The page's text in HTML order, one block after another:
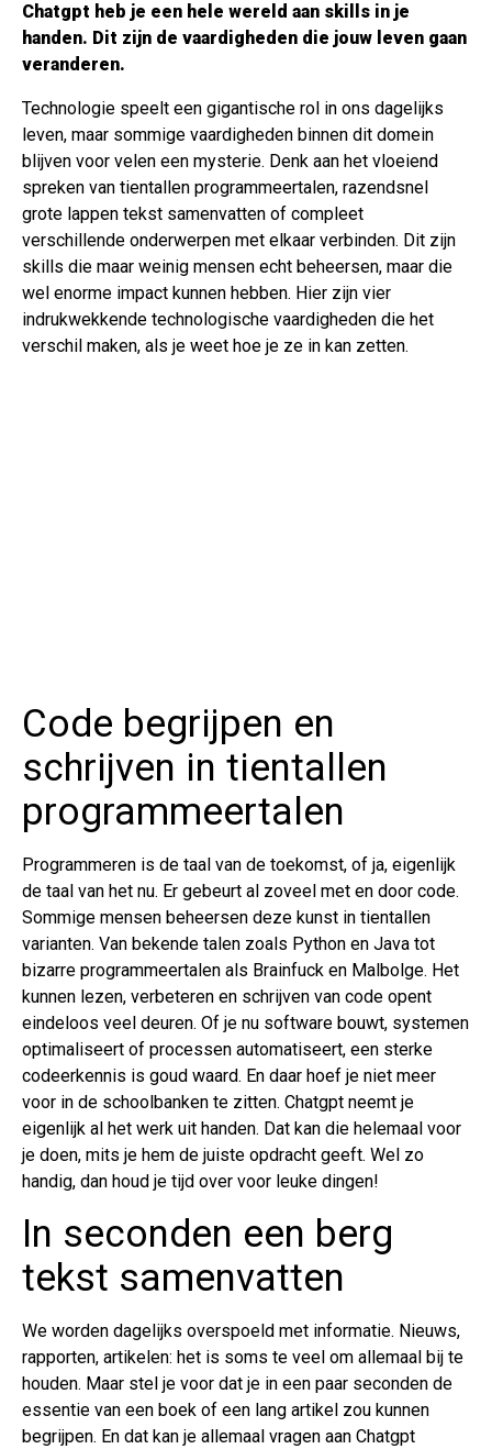
Chatgpt heb je een hele wereld aan skills in je
handen. Dit zijn de vaardigheden die jouw leven gaan
veranderen.
Technologie speelt een gigantische rol in ons dagelijks
leven, maar sommige vaardigheden binnen dit domein
blijven voor velen een mysterie. Denk aan het vloeiend
spreken van tientallen programmeertalen, razendsnel
grote lappen tekst samenvatten of compleet
verschillende onderwerpen met elkaar verbinden. Dit zijn
skills die maar weinig mensen echt beheersen, maar die
wel enorme impact kunnen hebben. Hier zijn vier
indrukwekkende technologische vaardigheden die het
verschil maken, als je weet hoe je ze in kan zetten.
Code begrijpen en
schrijven in tientallen
programmeertalen
Programmeren is de taal van de toekomst, of ja, eigenlijk
de taal van het nu. Er gebeurt al zoveel met en door code.
Sommige mensen beheersen deze kunst in tientallen
varianten. Van bekende talen zoals Python en Java tot
bizarre programmeertalen als Brainfuck en Malbolge. Het
kunnen lezen, verbeteren en schrijven van code opent
eindeloos veel deuren. Of je nu software bouwt, systemen
optimaliseert of processen automatiseert, een sterke
codeerkennis is goud waard. En daar hoef je niet meer
voor in de schoolbanken te zitten. Chatgpt neemt je
eigenlijk al het werk uit handen. Dat kan die helemaal voor
je doen, mits je hem de juiste opdracht geeft. Wel zo
handig, dan houd je tijd over voor leuke dingen!
In seconden een berg
tekst samenvatten
We worden dagelijks overspoeld met informatie. Nieuws,
rapporten, artikelen: het is soms te veel om allemaal bij te
houden. Maar stel je voor dat je in een paar seconden de
essentie van een boek of een lang artikel zou kunnen
begrijpen. En dat kan je allemaal vragen aan Chatgpt